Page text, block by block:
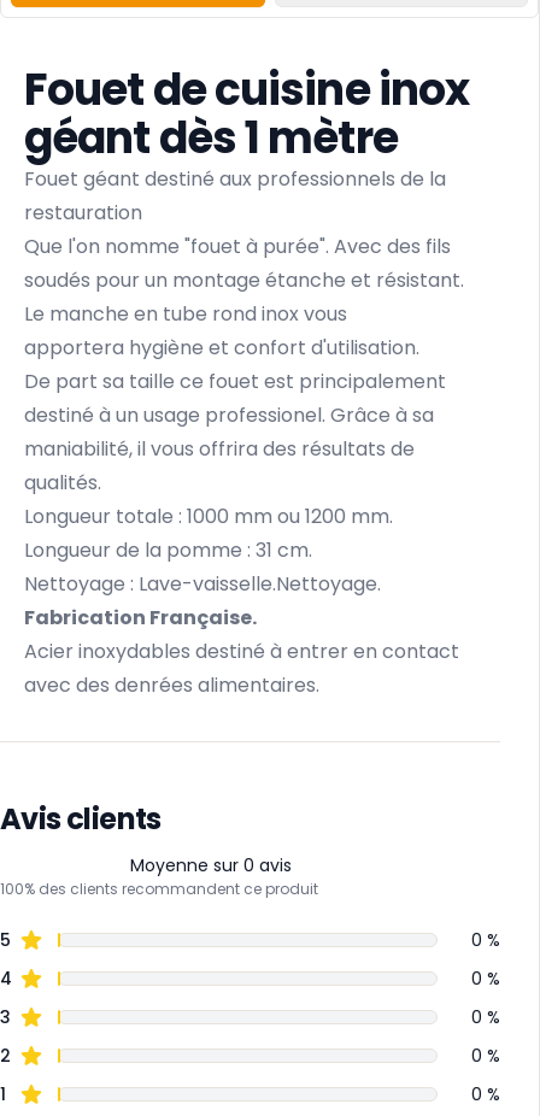
Fouet de cuisine inox
géant dès 1 mètre
Fouet géant destiné aux professionnels de la
restauration
Que l'on nomme "fouet à purée". Avec des fils
soudés pour un montage étanche et résistant.
Le manche en tube rond inox vous
apportera hygiène et confort d'utilisation.
De part sa taille ce fouet est principalement
destiné à un usage professionel. Grâce à sa
maniabilité, il vous offrira des résultats de
qualités.
Longueur totale : 1000 mm ou 1200 mm.
Longueur de la pomme : 31 cm.
Nettoyage : Lave-vaisselle.Nettoyage.
Fabrication Française.
Acier inoxydables destiné à entrer en contact
avec des denrées alimentaires.
Avis clients
Moyenne sur 0 avis
100% des clients recommandent ce produit
5
0 %
4
0 %
3
0 %
2
0 %
1
0 %